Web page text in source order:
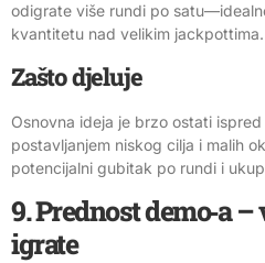
odigrate više rundi po
kvantitetu nad velikim jackpottima.
Zašto djeluje
Osnovna ideja je brzo ostati
postavljanjem niskog cilja i malih
potencijalni gubitak po rundi i
9. Prednost demo‑a
igrate